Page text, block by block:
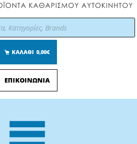
ΚΑΛΑΘΙ 0,00€
ΕΠΙΚΟΙΝΩΝΙΑ